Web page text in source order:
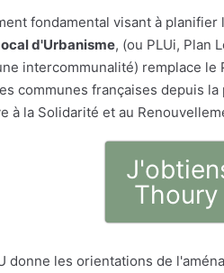
fondamental visant à
d'Urbanisme, (ou PLUi, Plan
intercommunalité) remplace le
communes françaises depuis
à la Solidarité et au
donne les orientations de